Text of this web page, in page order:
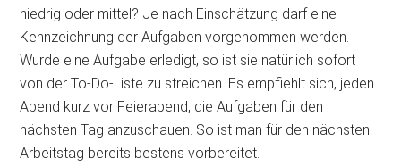
niedrig oder mittel? Je nach Einschätzung darf eine
Kennzeichnung der Aufgaben vorgenommen werden.
Wurde eine Aufgabe erledigt, so ist sie natürlich sofort
von der To-Do-Liste zu streichen. Es empfiehlt sich, jeden
Abend kurz vor Feierabend, die Aufgaben für den
nächsten Tag anzuschauen. So ist man für den nächsten
Arbeitstag bereits bestens vorbereitet.